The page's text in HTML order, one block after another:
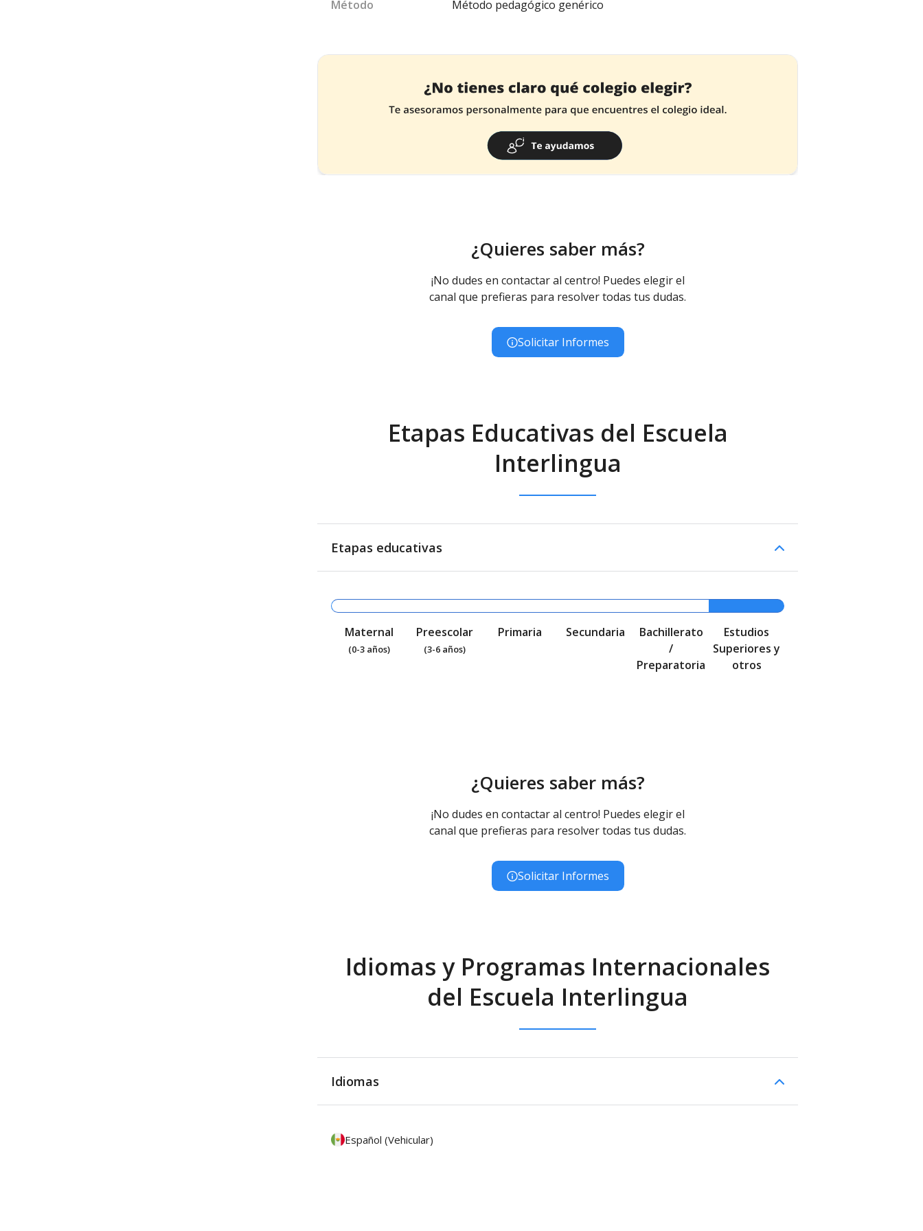
Método Método pedagógico genérico
¿Quieres saber más?
¡No dudes en contactar al centro! Puedes elegir el
canal que prefieras para resolver todas tus dudas.
Solicitar Informes
Etapas Educativas del Escuela
Interlingua
Etapas educativas
Maternal
(0-3 años)
Preescolar
(3-6 años)
Primaria Secundaria
Bachillerato
/
Preparatoria
Estudios
Superiores y
otros
¿Quieres saber más?
¡No dudes en contactar al centro! Puedes elegir el
canal que prefieras para resolver todas tus dudas.
Solicitar Informes
Idiomas y Programas Internacionales
del Escuela Interlingua
Idiomas
Español (Vehicular)